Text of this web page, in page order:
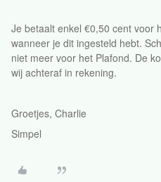
Je betaalt enkel €0,50 cent voor
wanneer je dit ingesteld hebt.
niet meer voor het Plafond. De
wij achteraf in rekening.
Groetjes, Charlie
Simpel